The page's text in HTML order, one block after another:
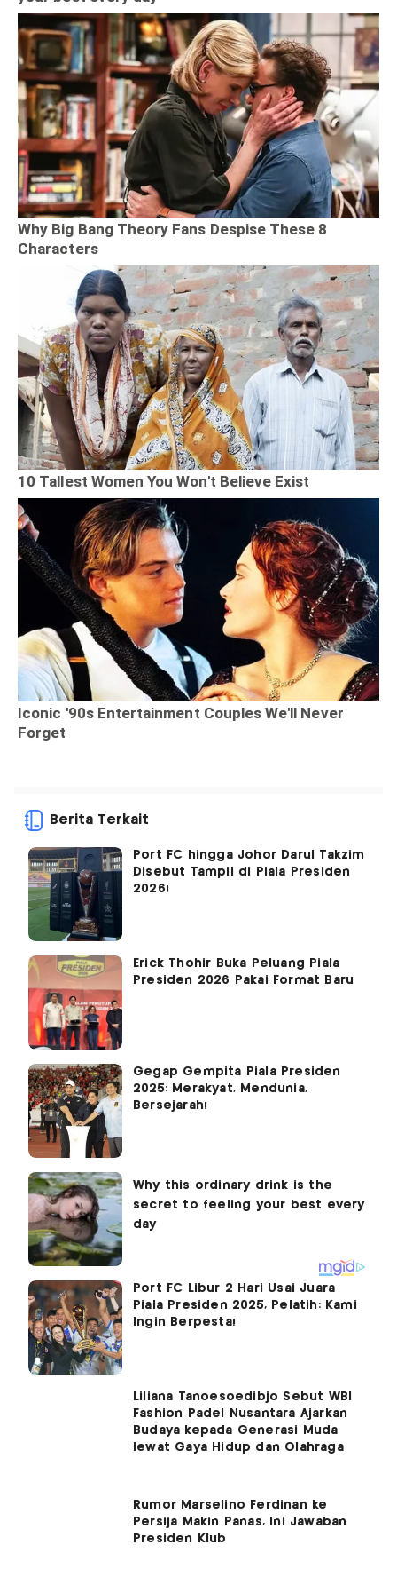
Berita Terkait
Port FC hingga Johor Darul Takzim
Disebut Tampil di Piala Presiden
2026!
Erick Thohir Buka Peluang Piala
Presiden 2026 Pakai Format Baru
Gegap Gempita Piala Presiden
2025: Merakyat, Mendunia,
Bersejarah!
Port FC Libur 2 Hari Usai Juara
Piala Presiden 2025, Pelatih: Kami
Ingin Berpesta!
Liliana Tanoesoedibjo Sebut WBI
Fashion Padel Nusantara Ajarkan
Budaya kepada Generasi Muda
lewat Gaya Hidup dan Olahraga
Rumor Marselino Ferdinan ke
Persija Makin Panas, Ini Jawaban
Presiden Klub